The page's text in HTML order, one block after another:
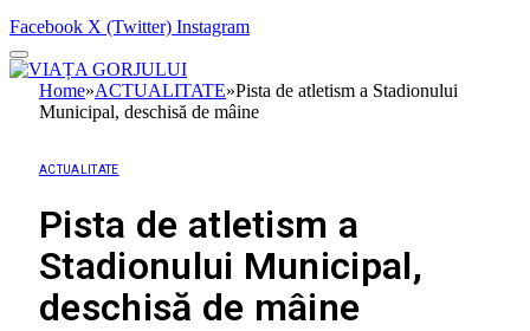
Facebook X (Twitter) Instagram
Home»ACTUALITATE»Pista de atletism a Stadionului
Municipal, deschisă de mâine
ACTUALITATE
Pista de atletism a
Stadionului Municipal,
deschisă de mâine